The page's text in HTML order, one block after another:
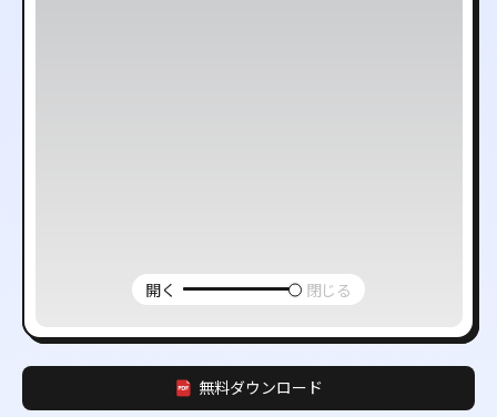
無料ダウンロード
開く 閉じる